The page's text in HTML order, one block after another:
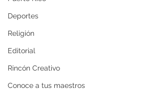
Deportes
Religión
Editorial
Rincón Creativo
Conoce a tus maestros